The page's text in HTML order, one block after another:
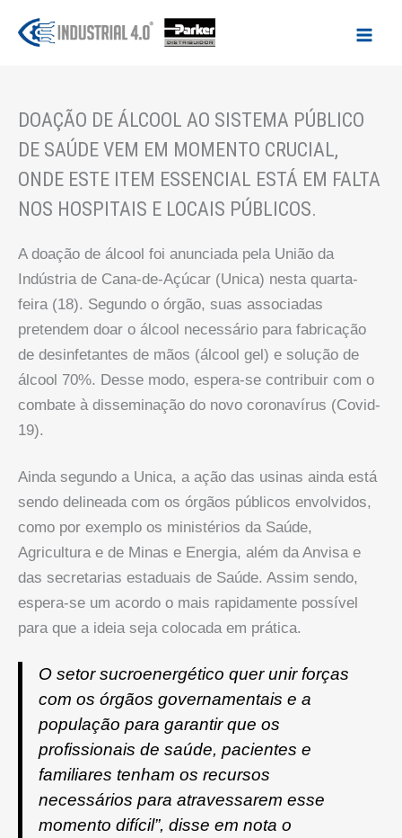
para
DOAÇÃO DE ÁLCOOL AO SISTEMA PÚBLICO
DE SAÚDE VEM EM MOMENTO CRUCIAL,
ONDE ESTE ITEM ESSENCIAL ESTÁ EM FALTA
NOS HOSPITAIS E LOCAIS PÚBLICOS.
A doação de álcool foi anunciada pela União da
Indústria de Cana-de-Açúcar (Unica) nesta quarta-
feira (18). Segundo o órgão, suas associadas
pretendem doar o álcool necessário para fabricação
de desinfetantes de mãos (álcool gel) e solução de
álcool 70%. Desse modo, espera-se contribuir com o
combate à disseminação do novo coronavírus (Covid-
19).
Ainda segundo a Unica, a ação das usinas ainda está
sendo delineada com os órgãos públicos envolvidos,
como por exemplo os ministérios da Saúde,
Agricultura e de Minas e Energia, além da Anvisa e
das secretarias estaduais de Saúde. Assim sendo,
espera-se um acordo o mais rapidamente possível
para que a ideia seja colocada em prática.
O setor sucroenergético quer unir forças
com os órgãos governamentais e a
população para garantir que os
profissionais de saúde, pacientes e
familiares tenham os recursos
necessários para atravessarem esse
momento difícil”, disse em nota o